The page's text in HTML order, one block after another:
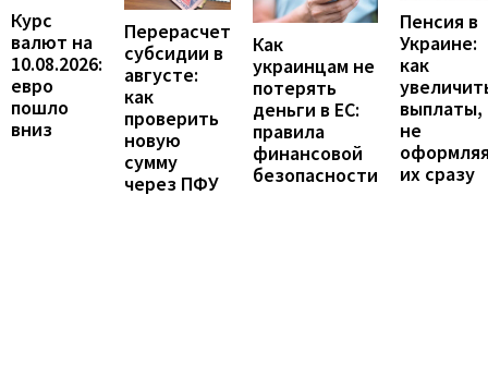
Курс
валют на
10.08.2026:
евро
пошло
вниз
Перерасчет
субсидии в
августе:
как
проверить
новую
сумму
через ПФУ
Как
украинцам не
потерять
деньги в ЕС:
правила
финансовой
безопасности
Пенсия в
Украине:
как
выплаты,
не
их сразу